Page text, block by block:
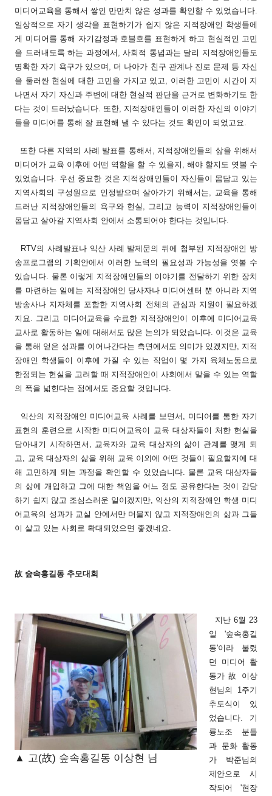
미디어교육을 통해서 쌓인 만만치 않은 성과를 확인할 수 있었습니다.
일상적으로 자기 생각을 표현하기가 쉽지 않은 지적장애인 학생들에
게 미디어를 통해 자기감정과 호불호를 표현하게 하고 현실적인 고민
을 드러내도록 하는 과정에서, 사회적 통념과는 달리 지적장애인들도
명확한 자기 욕구가 있으며, 더 나아가 친구 관계나 진로 문제 등 자신
을 둘러싼 현실에 대한 고민을 가지고 있고, 이러한 고민이 시간이 지
나면서 자기 자신과 주변에 대한 현실적 판단을 근거로 변화하기도 한
다는 것이 드러났습니다. 또한, 지적장애인들이 이러한 자신의 이야기
들을 미디어를 통해 잘 표현해 낼 수 있다는 것도 확인이 되었고요.
또한 다른 지역의 사례 발표를 통해서, 지적장애인들의 삶을 위해서
미디어가 교육 이후에 어떤 역할을 할 수 있을지, 해야 할지도 엿볼 수
있었습니다. 우선 중요한 것은 지적장애인들이 자신들이 몸담고 있는
지역사회의 구성원으로 인정받으며 살아가기 위해서는, 교육을 통해
드러난 지적장애인들의 욕구와 현실, 그리고 능력이 지적장애인들이
몸담고 살아갈 지역사회 안에서 소통되어야 한다는 것입니다.
RTV의 사례발표나 익산 사례 발제문의 뒤에 첨부된 지적장애인 방
송프로그램의 기획안에서 이러한 노력의 필요성과 가능성을 엿볼 수
있습니다. 물론 이렇게 지적장애인들의 이야기를 전달하기 위한 장치
를 마련하는 일에는 지적장애인 당사자나 미디어센터 뿐 아니라 지역
방송사나 지자체를 포함한 지역사회 전체의 관심과 지원이 필요하겠
지요. 그리고 미디어교육을 수료한 지적장애인이 이후에 미디어교육
교사로 활동하는 일에 대해서도 많은 논의가 되었습니다. 이것은 교육
을 통해 얻은 성과를 이어나간다는 측면에서도 의미가 있겠지만, 지적
장애인 학생들이 이후에 가질 수 있는 직업이 몇 가지 육체노동으로
한정되는 현실을 고려할 때 지적장애인이 사회에서 맡을 수 있는 역할
의 폭을 넓힌다는 점에서도 중요할 것입니다.
익산의 지적장애인 미디어교육 사례를 보면서, 미디어를 통한 자기
표현의 훈련으로 시작한 미디어교육이 교육 대상자들이 처한 현실을
담아내기 시작하면서, 교육자와 교육 대상자의 삶이 관계를 맺게 되
고, 교육 대상자의 삶을 위해 교육 이외에 어떤 것들이 필요할지에 대
해 고민하게 되는 과정을 확인할 수 있었습니다. 물론 교육 대상자들
의 삶에 개입하고 그에 대한 책임을 어느 정도 공유한다는 것이 감당
하기 쉽지 않고 조심스러운 일이겠지만, 익산의 지적장애인 학생 미디
어교육의 성과가 교실 안에서만 머물지 않고 지적장애인의 삶과 그들
이 살고 있는 사회로 확대되었으면 좋겠네요.
故 숲속홍길동 추모대회
▲ 고(故) 숲속홍길동 이상현 님
지난 6월 23
일 '숲속홍길
동'이라 불렸
던 미디어 활
동가 故 이상
현님의 1주기
추도식이 있
었습니다. 기
륭노조 분들
과 문화 활동
가 박준님의
제안으로 시
작되어 '현장